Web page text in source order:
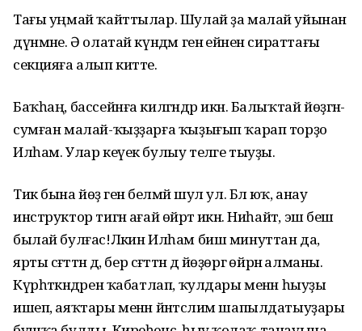
Тағы уңмай ҡайттылар. Шулай ҙа малай уйынан
дүнмәне. Ә олатай күндәм генә ейәнен сираттағы
секцияға алып китте.
Баҡһаң, бассейнға килгәндәр икән. Балыҡтай йөҙгән-
сумған малай-ҡыҙҙарға ҡыҙығып ҡарап торҙо
Илһам. Улар кеүек булыу теләге тыуҙы.
Тик бына йөҙә генә белмәй шул ул. Бәлә юҡ, анау
инструктор тигән ағай өйрәтә икән. Ниһайәт, эш бешә
былай бул­ғас!Ләкин Илһам биш минуттан да,
ярты сәғәттән дә, бер сәғәттән дә йөҙөргә өйрәнә алманы.
Күрһәткәндәрен ҡабатлап, ҡулдары менән һыуҙы
ишеп, аяҡтары менән йәнтәслим шапылдатыуҙары